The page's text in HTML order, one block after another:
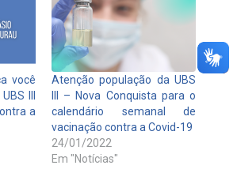
você
III
a
Atenção população da UBS
III – Nova Conquista para o
calendário semanal de
vacinação contra a Covid-19
24/01/2022
Em "Notícias"